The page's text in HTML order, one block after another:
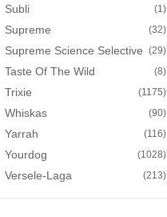
Subli (1)
Supreme (32)
Supreme Science Selective (29)
Taste Of The Wild (8)
Trixie (1175)
Whiskas (90)
Yarrah (116)
Yourdog (1028)
Versele-Laga (213)